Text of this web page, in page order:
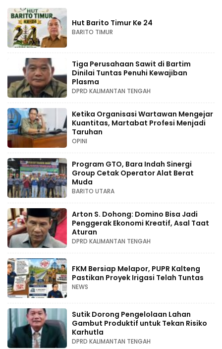
Hut Barito Timur Ke 24
BARITO TIMUR
Tiga Perusahaan Sawit di Bartim
Dinilai Tuntas Penuhi Kewajiban
Plasma
DPRD KALIMANTAN TENGAH
Ketika Organisasi Wartawan Mengejar
Kuantitas, Martabat Profesi Menjadi
Taruhan
OPINI
Program GTO, Bara Indah Sinergi
Group Cetak Operator Alat Berat
Muda
BARITO UTARA
Arton S. Dohong: Domino Bisa Jadi
Penggerak Ekonomi Kreatif, Asal Taat
Aturan
DPRD KALIMANTAN TENGAH
FKM Bersiap Melapor, PUPR Kalteng
Pastikan Proyek Irigasi Telah Tuntas
NEWS
Sutik Dorong Pengelolaan Lahan
Gambut Produktif untuk Tekan Risiko
Karhutla
DPRD KALIMANTAN TENGAH